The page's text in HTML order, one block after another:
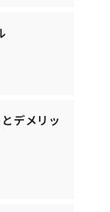
デメリッ